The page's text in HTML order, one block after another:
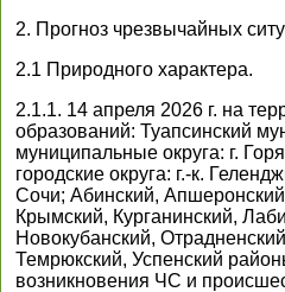
2. Прогноз чрезвычайных
2.1 Природного характера.
2.1.1. 14 апреля 2026 г. на
образований: Туапсинский
муниципальные округа: г.
городские округа: г.-к.
Сочи; Абинский,
Крымский, Курганинский,
Новокубанский,
Темрюкский, Успенский
возникновения ЧС и